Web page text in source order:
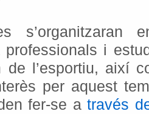
professionals i
de l’esportiu, així
per aquest
fer-se através